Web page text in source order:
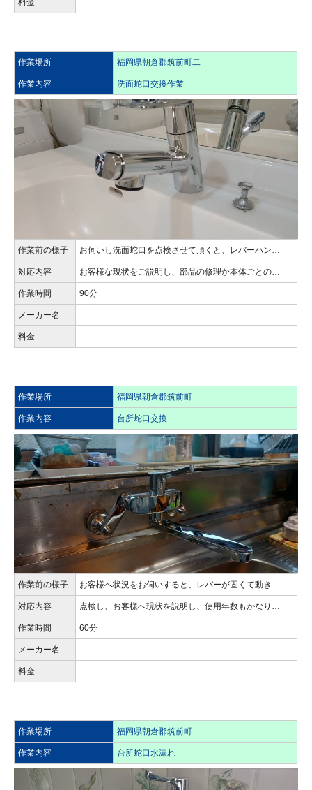
料金
作業場所 福岡県朝倉郡筑前町二
作業内容 洗面蛇口交換作業
作業前の様子 お伺いし洗面蛇口を点検させて頂くと、レバーハン…
対応内容 お客様な現状をご説明し、部品の修理か本体ごとの…
作業時間 90分
メーカー名
料金
作業場所 福岡県朝倉郡筑前町
作業内容 台所蛇口交換
作業前の様子 お客様へ状況をお伺いすると、レバーが固くて動き…
対応内容 点検し、お客様へ現状を説明し、使用年数もかなり…
作業時間 60分
メーカー名
料金
作業場所 福岡県朝倉郡筑前町
作業内容 台所蛇口水漏れ